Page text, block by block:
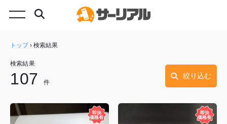
トップ› 検索結果
検索結果
107 件
絞り込む